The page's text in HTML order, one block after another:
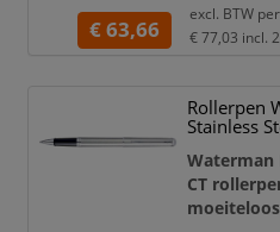
matzwarte
sierdelen
afwerking.
rollerpen
€ 63,66
excl. BTW per
€ 77,03 incl.
Rollerpen
Stainless
Waterman
CT